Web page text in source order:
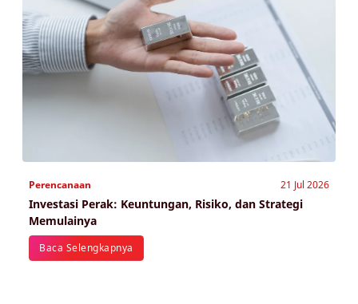
Perencanaan 21 Jul 2026
Investasi Perak: Keuntungan, Risiko, dan Strategi
Memulainya
Baca Selengkapnya